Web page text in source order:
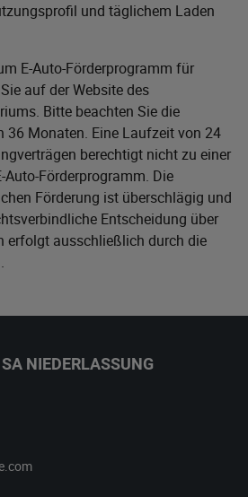
und täglichem Laden
E-Auto-Förderprogramm für
auf der Website des
. Bitte beachten Sie die
36 Monaten. Eine Laufzeit von 24
berechtigt nicht zu einer
Auto-Förderprogramm. Die
Förderung ist überschlägig und
Entscheidung über
erfolgt ausschließlich durch die
NIEDERLASSUNG